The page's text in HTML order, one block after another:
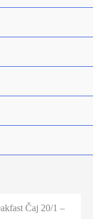
Čaj 20/1 –